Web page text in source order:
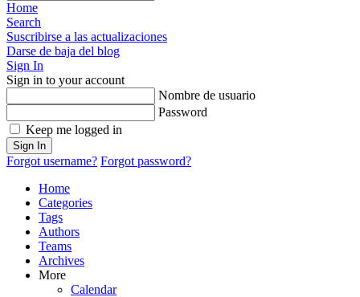
Home
Search
Suscribirse a las actualizaciones
Darse de baja del blog
Sign In
Sign in to your account
Nombre de usuario
Password
Keep me logged in
Sign In
Forgot username? Forgot password?
Home
Categories
Tags
Authors
Teams
Archives
More
Calendar